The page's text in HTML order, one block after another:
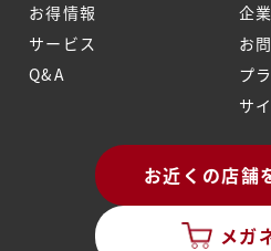
お得情報
サービス
Q&A
企
お
プ
サ
お近くの店舗
メガ